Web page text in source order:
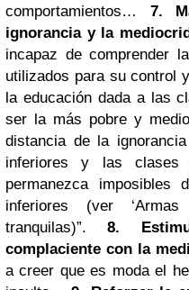
comportamientos…
7.
ignorancia y la
incapaz de comprender
utilizados para su control
la educación dada a las
ser la más pobre y
distancia de la
inferiores y las clases
permanezca
inferiores (ver
tranquilas)”.
8.
complaciente con la
a creer que es moda el